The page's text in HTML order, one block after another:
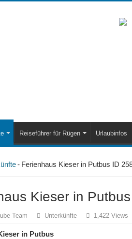
Reiseführer für Rügen Urlaubinfos
- Ferienhaus Kieser in Putbus ID
Kieser in
Team Unterkünfte 1,422 Views
in Putbus